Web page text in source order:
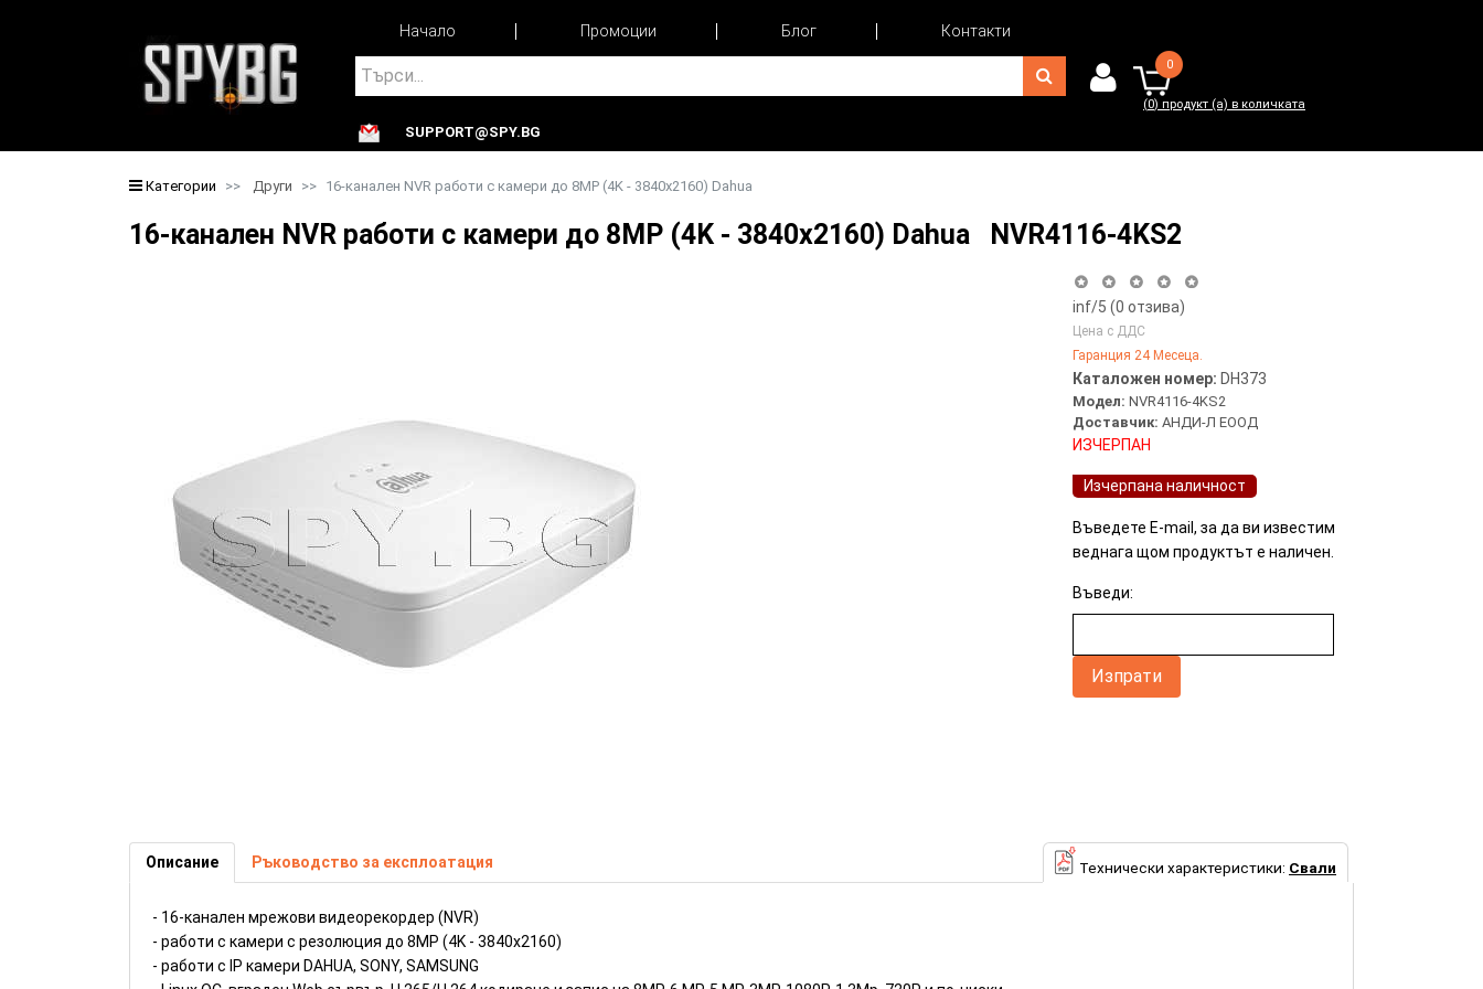
Начало Промоции Блог
Контакти
Search
0
(0) продукт (а) в количката
SUPPORT@SPY.BG
Категории Други 16-канален NVR работи с камери до 8MP (4K - 3840x2160) Dahua
16-канален NVR работи с камери до 8MP (4K - 3840x2160) Dahua NVR4116-4KS2
inf/5 (0 отзива)
Цена с ДДС
Гаранция 24 Месеца.
Каталожен номер: DH373
Модел: NVR4116-4KS2
Доставчик: АНДИ-Л ЕООД
ИЗЧЕРПАН
Изчерпана наличност
Въведете E-mail, за да ви известим
веднага щом продуктът е наличен.
Въведи:
16-канален NVR работи с камери до 8MP (4K - 3840x2160)
Dahua (Номер: DH373)
Технически характеристики: Свали
Описание Ръководство за експлоатация
- 16-канален мрежови видeoрекордер (NVR)
- работи с камери с резолюция до 8MP (4K - 3840x2160)
- работи с IP камери DAHUA, SONY, SAMSUNG